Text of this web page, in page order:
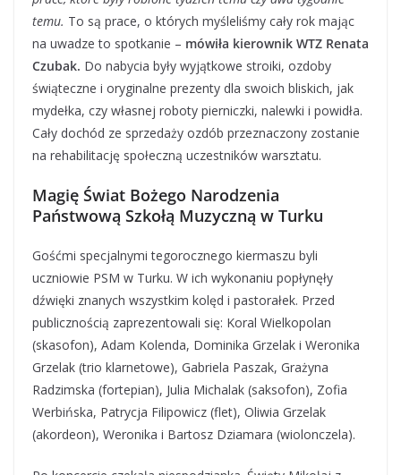
temu. To są prace, o których myśleliśmy cały rok mając
na uwadze to spotkanie – mówiła kierownik WTZ Renata
Czubak. Do nabycia były wyjątkowe stroiki, ozdoby
świąteczne i oryginalne prezenty dla swoich bliskich, jak
mydełka, czy własnej roboty pierniczki, nalewki i powidła.
Cały dochód ze sprzedaży ozdób przeznaczony zostanie
na rehabilitację społeczną uczestników warsztatu.
Magię Świat Bożego Narodzenia
Państwową Szkołą Muzyczną w Turku
Gośćmi specjalnymi tegorocznego kiermaszu byli
uczniowie PSM w Turku. W ich wykonaniu popłynęły
dźwięki znanych wszystkim kolęd i pastorałek. Przed
publicznością zaprezentowali się: Koral Wielkopolan
(skasofon), Adam Kolenda, Dominika Grzelak i Weronika
Grzelak (trio klarnetowe), Gabriela Paszak, Grażyna
Radzimska (fortepian), Julia Michalak (saksofon), Zofia
Werbińska, Patrycja Filipowicz (flet), Oliwia Grzelak
(akordeon), Weronika i Bartosz Dziamara (wiolonczela).